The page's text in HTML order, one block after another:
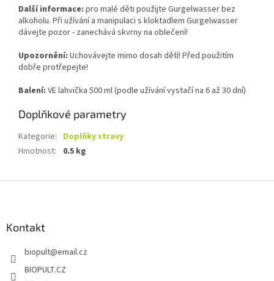
Další informace: pro malé děti použijte Gurgelwasser bez
alkoholu. Při užívání a manipulaci s kloktadlem Gurgelwasser
dávejte pozor - zanechává skvrny na oblečení!
Upozornění: Uchovávejte mimo dosah dětí! Před použitím
dobře protřepejte!
Balení: VE lahvička 500 ml (podle užívání vystačí na 6 až 30 dní)
Doplňkové parametry
Kategorie: Doplňky stravy
Hmotnost: 0.5 kg
Kontakt
biopult@email.cz
BIOPULT.CZ